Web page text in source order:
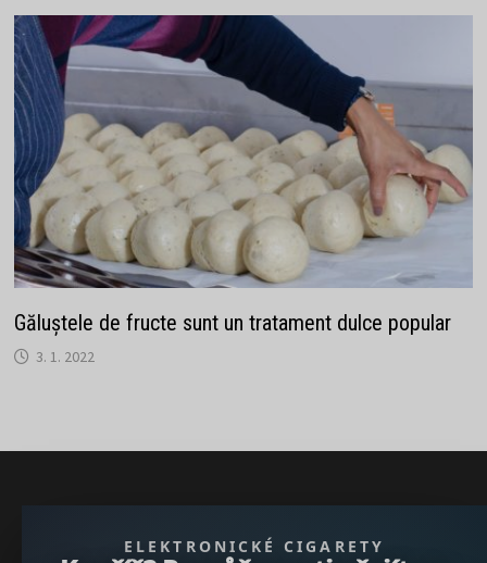
Găluștele de fructe sunt un tratament dulce popular
3. 1. 2022
ELEKTRONICKÉ CIGARETY